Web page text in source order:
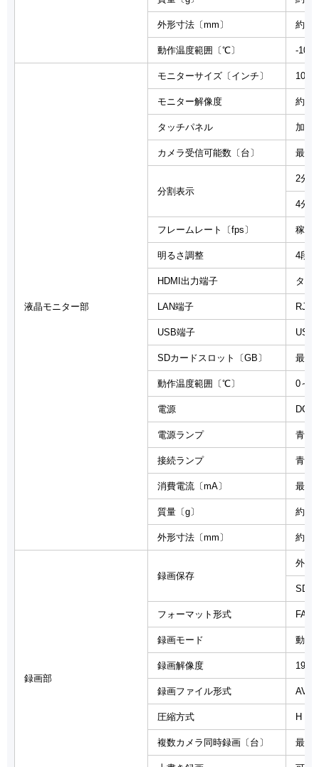
外形寸法〔mm〕 約
動作温度範囲〔℃〕 -10
液晶モニター部
モニターサイズ〔インチ〕 10.1
モニター解像度 約61
タッチパネル 加圧
カメラ受信可能数〔台〕 最
分割表示
2分
4分
フレームレート〔fps〕 稼動
明るさ調整 4段階
HDMI出力端子 タ
LAN端子 RJ45
USB端子 USB
SDカードスロット〔GB〕 最大
動作温度範囲〔℃〕 0～40
電源
電源ランプ 青
接続ランプ 青
消費電流〔mA〕 最
質量〔g〕 約840
外形寸法〔mm〕 約
録画部
録画保存
外付
SD
フォーマット形式
録画モード 動体
録画解像度
録画ファイル形式 AVI
圧縮方式 H．
複数カメラ同時録画〔台〕 最